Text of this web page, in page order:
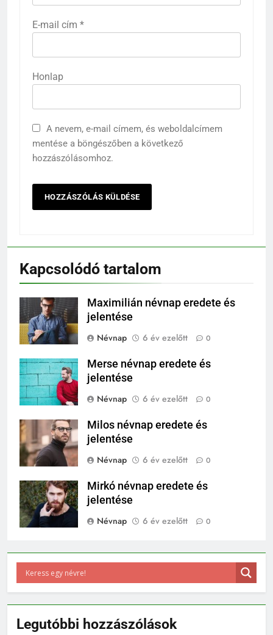
E-mail cím *
Honlap
A nevem, e-mail címem, és weboldalcímem
mentése a böngészőben a következő
hozzászólásomhoz.
Kapcsolódó tartalom
Maximilián névnap eredete és
jelentése
Névnap
6 év ezelőtt 0
Merse névnap eredete és
jelentése
Névnap
6 év ezelőtt 0
Milos névnap eredete és
jelentése
Névnap
6 év ezelőtt 0
Mirkó névnap eredete és
jelentése
Névnap
6 év ezelőtt 0
Legutóbbi hozzászólások